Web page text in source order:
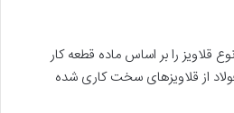
قلاویز را بر اساس ماده قطعه کار
از قلاویزهای سخت کاری شده